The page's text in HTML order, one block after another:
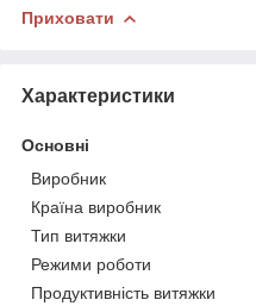
Приховати
Характеристики
Основні
Виробник
Країна виробник
Тип витяжки
Режими роботи
Продуктивність витяжки